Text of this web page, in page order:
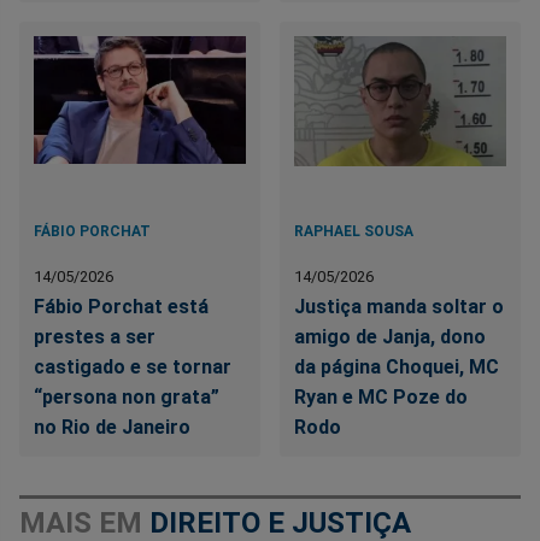
FÁBIO PORCHAT
14/05/2026
Fábio Porchat está
prestes a ser
castigado e se tornar
“persona non grata”
no Rio de Janeiro
RAPHAEL SOUSA
14/05/2026
Justiça manda soltar o
amigo de Janja, dono
da página Choquei, MC
Ryan e MC Poze do
Rodo
MAIS EM DIREITO E JUSTIÇA